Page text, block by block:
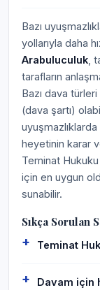
Bazı
yollarıyla daha
Arabuluculuk ,
tarafların
Bazı dava
(dava şartı)
heyetinin karar
Teminat
için en uygun
sunabilir.
Sıkça Sorulan
Teminat
Davam için